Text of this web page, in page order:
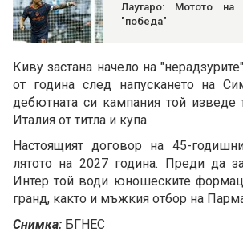
Лаутаро: Мотото
"победа"
Киву застана начело на
от година след напускането на
дебютната си кампания той
Италия от титла и купа.
Настоящият договор на 45-
лятото на 2027 година. Преди да
Интер той води юношеските
гранд, както и мъжкия отбор на
Снимка: БГНЕС